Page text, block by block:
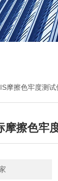
摩擦色牢度测试
摩擦色牢